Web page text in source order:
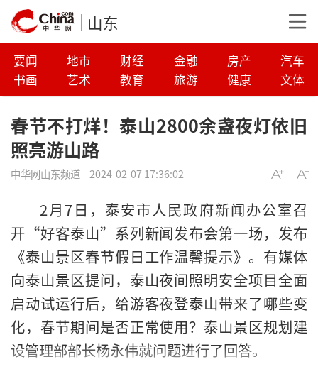
山东
要闻 地市 财经 金融 房产
汽车
书画
艺术 教育 旅游 健康 文体
春节不打烊！泰山2800余盏夜灯依旧
照亮游山路
中华网山东频道 2024-02-07 17:36:02
2月7日，泰安市人民政府新闻办公室召
开“好客泰山”系列新闻发布会第一场，发布
《泰山景区春节假日工作温馨提示》。有媒体
向泰山景区提问，泰山夜间照明安全项目全面
启动试运行后，给游客夜登泰山带来了哪些变
化，春节期间是否正常使用？泰山景区规划建
设管理部部长杨永伟就问题进行了回答。